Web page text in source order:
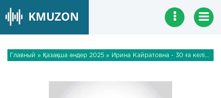
Главный » Қазақша әндер 2025 » Ирина Кайратовна - 30 ға келіп қалды жаста